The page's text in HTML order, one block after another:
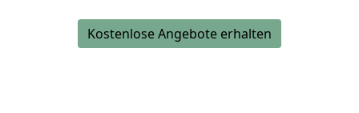
Kostenlose Angebote erhalten